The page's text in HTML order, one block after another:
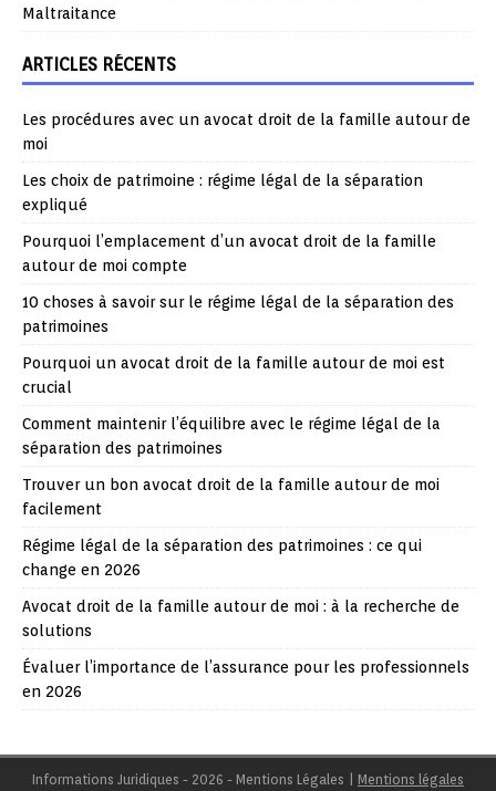
Maltraitance
ARTICLES RÉCENTS
Les procédures avec un avocat droit de la famille autour de
moi
Les choix de patrimoine : régime légal de la séparation
expliqué
Pourquoi l’emplacement d’un avocat droit de la famille
autour de moi compte
10 choses à savoir sur le régime légal de la séparation des
patrimoines
Pourquoi un avocat droit de la famille autour de moi est
crucial
Comment maintenir l’équilibre avec le régime légal de la
séparation des patrimoines
Trouver un bon avocat droit de la famille autour de moi
facilement
Régime légal de la séparation des patrimoines : ce qui
change en 2026
Avocat droit de la famille autour de moi : à la recherche de
solutions
Évaluer l’importance de l’assurance pour les professionnels
en 2026
Informations Juridiques - 2026 - Mentions Légales Mentions légales